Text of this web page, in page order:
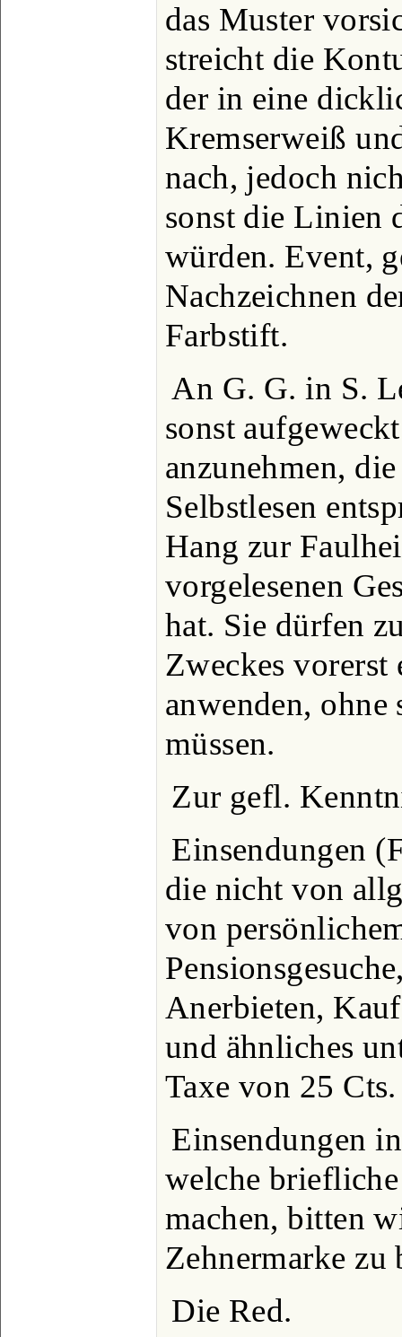
das Muster
streicht die
der in eine
Kremserweiß
nach, jedoch
sonst die Linien
würden. Event,
Nachzeichnen
Farbstift.
An G. G. in S.
sonst
anzunehmen,
Selbstlesen
Hang zur
vorgelesenen
hat. Sie dürfen
Zweckes
anwenden,
müssen.
Zur gefl.
Einsendungen
die nicht von
von
Anerbieten,
und ähnliches
Taxe von 25
Einsendungen
welche
machen, bitten
Zehnermarke zu
Die Red.